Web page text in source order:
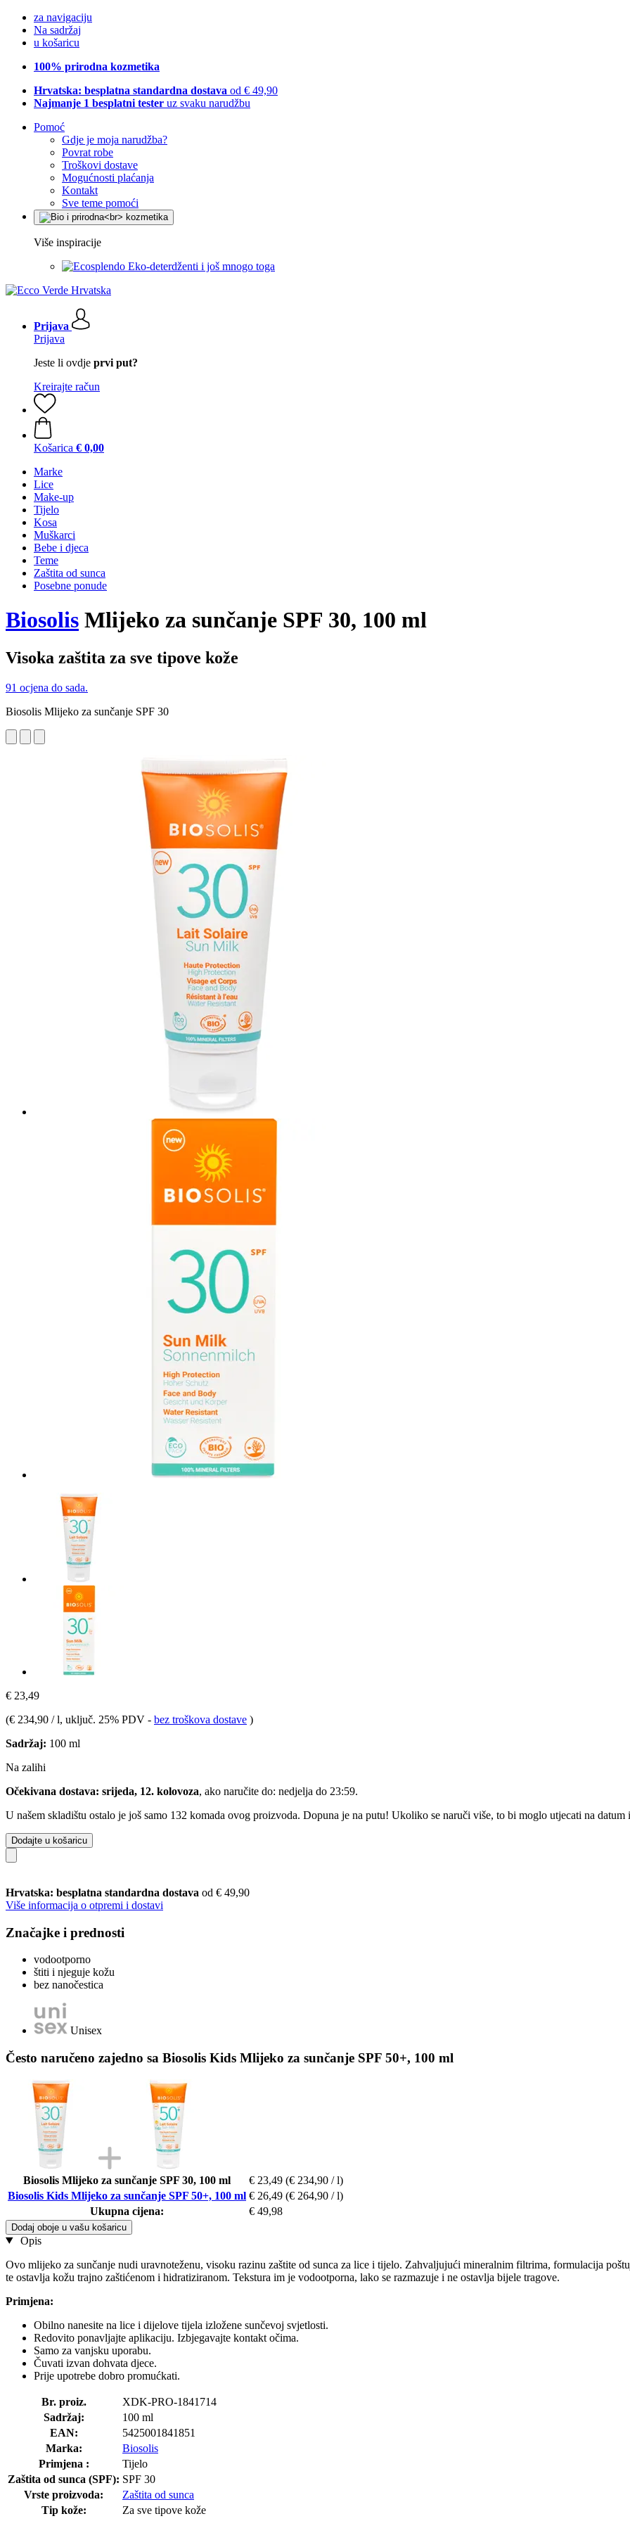
za navigaciju
Na sadržaj
u košaricu
100% prirodna kozmetika
Hrvatska: besplatna standardna dostava od € 49,90
Najmanje 1 besplatni tester uz svaku narudžbu
Pomoć
Gdje je moja narudžba?
Povrat robe
Troškovi dostave
Mogućnosti plaćanja
Kontakt
Sve teme pomoći
Više inspiracije
Eko-deterdženti i još mnogo toga
Prijava
Prijava
Jeste li ovdje prvi put?
Kreirajte račun
Košarica € 0,00
Marke
Lice
Make-up
Tijelo
Kosa
Muškarci
Bebe i djeca
Teme
Zaštita od sunca
Posebne ponude
Biosolis Mlijeko za sunčanje SPF 30, 100 ml
Visoka zaštita za sve tipove kože
91 ocjena do sada.
Biosolis Mlijeko za sunčanje SPF 30
€ 23,49
(€ 234,90 / l, uključ. 25% PDV - bez troškova dostave )
Sadržaj: 100 ml
Na zalihi
Očekivana dostava: srijeda, 12. kolovoza, ako naručite do: nedjelja do 23:59.
U našem skladištu ostalo je još samo 132 komada ovog proizvoda. Dopuna je na putu! Ukoliko se naruči više, to bi moglo utjecati na datum
Dodajte u košaricu
Hrvatska: besplatna standardna dostava od € 49,90
Više informacija o otpremi i dostavi
Značajke i prednosti
vodootporno
štiti i njeguje kožu
bez nanočestica
Unisex
Često naručeno zajedno sa Biosolis Kids Mlijeko za sunčanje SPF 50+, 100 ml
Biosolis Mlijeko za sunčanje SPF 30, 100 ml € 23,49 (€ 234,90 / l)
Biosolis Kids Mlijeko za sunčanje SPF 50+, 100 ml € 26,49 (€ 264,90 / l)
Ukupna cijena:
€ 49,98
Dodaj oboje u vašu košaricu
Opis
Ovo mlijeko za sunčanje nudi uravnoteženu, visoku razinu zaštite od sunca za lice i tijelo. Zahvaljujući mineralnim filtrima, formulacija
te ostavlja kožu trajno zaštićenom i hidratiziranom. Tekstura im je vodootporna, lako se razmazuje i ne ostavlja bijele tragove.
Primjena:
Obilno nanesite na lice i dijelove tijela izložene sunčevoj svjetlosti.
Redovito ponavljajte aplikaciju. Izbjegavajte kontakt očima.
Samo za vanjsku uporabu.
Čuvati izvan dohvata djece.
Prije upotrebe dobro promućkati.
Br. proiz.
XDK-PRO-1841714
Sadržaj:
100 ml
EAN:
5425001841851
Marka:
Biosolis
Primjena :
Tijelo
Zaštita od sunca (SPF): SPF 30
Vrste proizvoda:
Zaštita od sunca
Tip kože:
Za sve tipove kože